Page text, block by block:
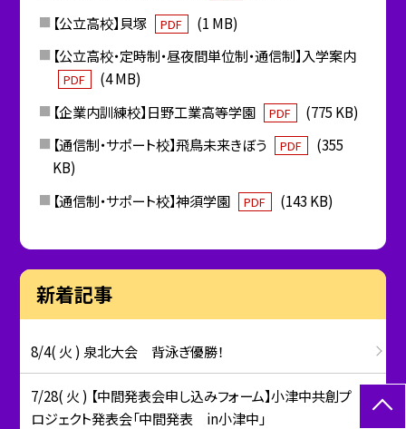
【公立高校】貝塚
PDF
(1 MB)
【公立高校・定時制・昼夜間単位制・通信制】入学案内
PDF
(4 MB)
【企業内訓練校】日野工業高等学園
PDF
(775 KB)
【通信制・サポート校】飛鳥未来きぼう
PDF
(355
KB)
【通信制・サポート校】神須学園
PDF (143 KB)
新着記事
8/4( 火 ) 泉北大会 背泳ぎ優勝！
7/28( 火 ) 【中間発表会申し込みフォーム】小津中共創プ
ロジェクト発表会「中間発表 in小津中」